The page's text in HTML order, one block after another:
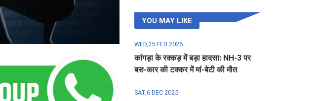
YOU MAY LIKE
WED,25 FEB 2026
कांगड़ा के रक्कड़ में बड़ा हादसा: NH-3 पर
बस-कार की टक्कर में मां-बेटी की मौत
SAT,6 DEC 2025